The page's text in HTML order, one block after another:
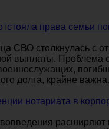
права семьи
СВО столкнулась с
выплаты. Проблема
долга, крайне
нотариата в
расширяют